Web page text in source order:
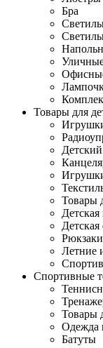
Бра
Товары для
Товары
Детская
Детская
Летние
Спортивные
Товары
Одежда
Батуты